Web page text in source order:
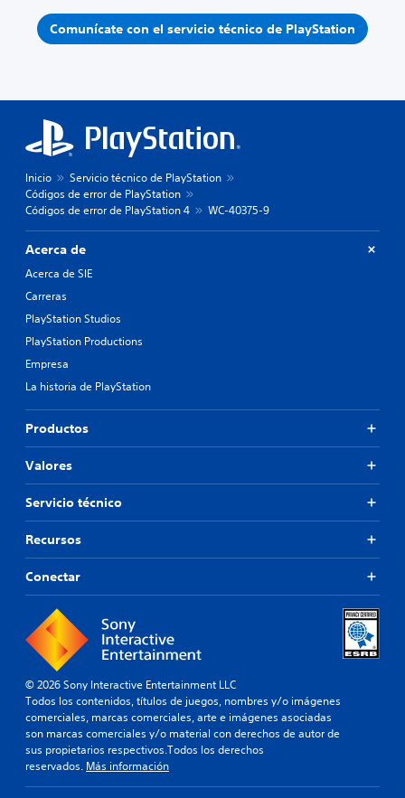
Comunícate con el servicio técnico de PlayStation
Inicio
Servicio técnico de PlayStation
Códigos de error de PlayStation
Códigos de error de PlayStation 4
WC-40375-9
Acerca de
Acerca de SIE
Carreras
PlayStation Studios
PlayStation Productions
Empresa
La historia de PlayStation
Productos
Valores
Servicio técnico
Recursos
Conectar
© 2026 Sony Interactive Entertainment LLC
Todos los contenidos, títulos de juegos, nombres y/o imágenes
comerciales, marcas comerciales, arte e imágenes asociadas
son marcas comerciales y/o material con derechos de autor de
sus propietarios respectivos.Todos los derechos
reservados. Más información